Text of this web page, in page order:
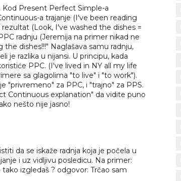
Kod Present Perfect Simple-a
a trajanje (I've been reading
(Look, I've washed the dishes =
radnju (Jeremija na primer nikad ne
dishes!!!" Naglašava samu radnju,
je razlika u nijansi. U principu, kada
PPC. (I've lived in NY all my life
sa glagolima "to live" i "to work").
"privremeno" za PPC, i "trajno" za PPS.
Continuous explanation" da vidite puno
nešto nije jasno!
da se iskaže radnja koja je počela u
i uz vidljivu posledicu. Na primer:
izgledaš ? odgovor: Trčao sam